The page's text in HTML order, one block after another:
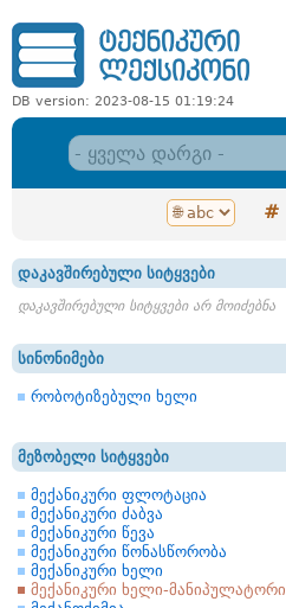
DB version: 2023-08-15 01:19:24
#
დაკავშირებული სიტყვები
დაკავშირებული სიტყვები არ მოიძებნა
სინონიმები
რობოტიზებული ხელი
მეზობელი სიტყვები
მექანიკური ფლოტაცია
მექანიკური ძაბვა
მექანიკური წევა
მექანიკური წონასწორობა
მექანიკური ხელი
მექანიკური ხელი-მანიპულატორი